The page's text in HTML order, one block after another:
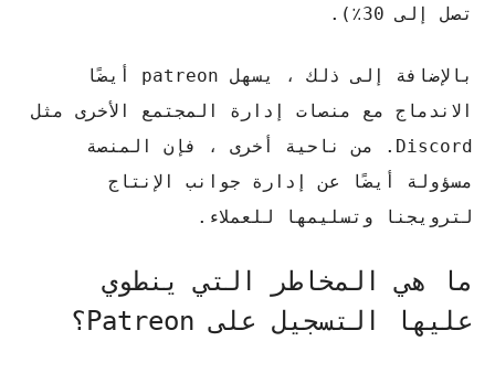
تصل إلى 30٪).
بالإضافة إلى ذلك ، يسهل patreon أيضًا
الاندماج مع منصات إدارة المجتمع الأخرى مثل
Discord. من ناحية أخرى ، فإن المنصة
مسؤولة أيضًا عن إدارة جوانب الإنتاج
لترويجنا وتسليمها للعملاء.
ما هي المخاطر التي ينطوي
عليها التسجيل على Patreon؟